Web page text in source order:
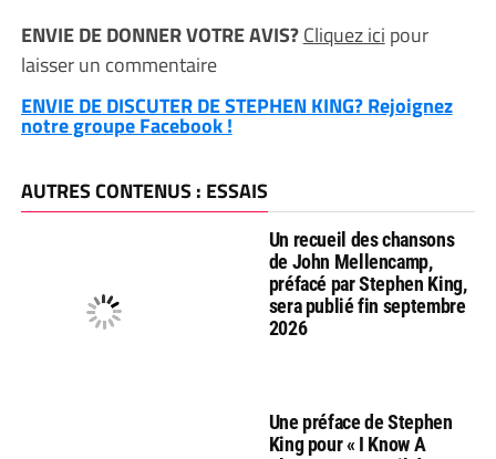
ENVIE DE DONNER VOTRE AVIS?Cliquez ici pour
laisser un commentaire
ENVIE DE DISCUTER DE STEPHEN KING? Rejoignez
notre groupe Facebook !
AUTRES CONTENUS : ESSAIS
Un recueil des chansons
de John Mellencamp,
préfacé par Stephen King,
sera publié fin septembre
2026
Une préface de Stephen
King pour « I Know A